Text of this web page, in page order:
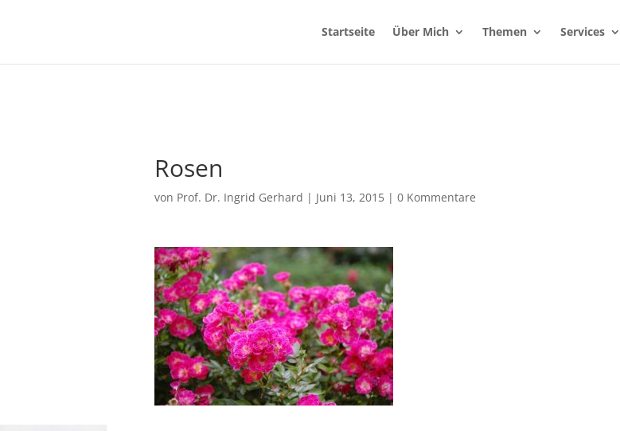
Startseite Über Mich Themen Services
Rosen
von Prof. Dr. Ingrid Gerhard | Juni 13, 2015| 0 Kommentare